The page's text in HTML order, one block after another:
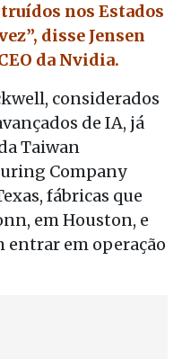
nos Estados
disse Jensen
da Nvidia.
considerados
de IA, já
Taiwan
Company
fábricas que
em Houston, e
entrar em operação